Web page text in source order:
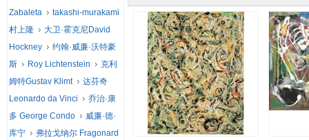
Zabaleta
takashi-murakami
村上隆
大卫·霍克尼David
Hockney
约翰·威廉·沃特豪
斯
Roy Lichtenstein
克利
姆特Gustav Klimt
达芬奇
Leonardo da Vinci
乔治·康
多 George Condo
威廉·德·
库宁
弗拉戈纳尔 Fragonard